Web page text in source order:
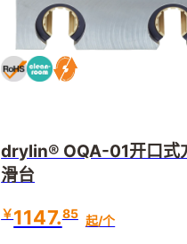
drylin® OQA-01开口式
滑台
￥1147.85 起/个